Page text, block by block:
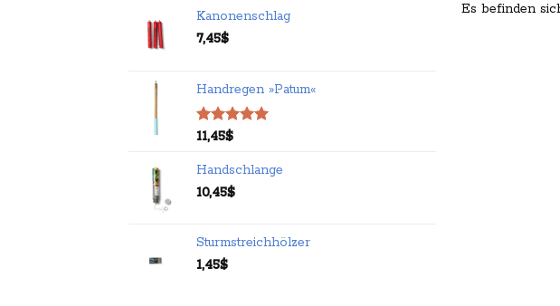
Kanonenschlag
7,45$
Handregen »Patum«
Bewertet
von 5
11,45$
Handschlange
10,45$
Sturmstreichhölzer
1,45$
Es befinden